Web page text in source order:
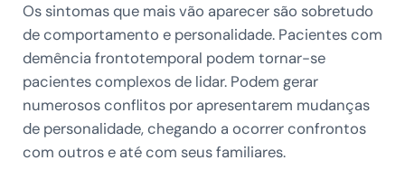
Os sintomas que mais vão aparecer são sobretudo
de comportamento e personalidade. Pacientes com
demência frontotemporal podem tornar-se
pacientes complexos de lidar. Podem gerar
numerosos conflitos por apresentarem mudanças
de personalidade, chegando a ocorrer confrontos
com outros e até com seus familiares.